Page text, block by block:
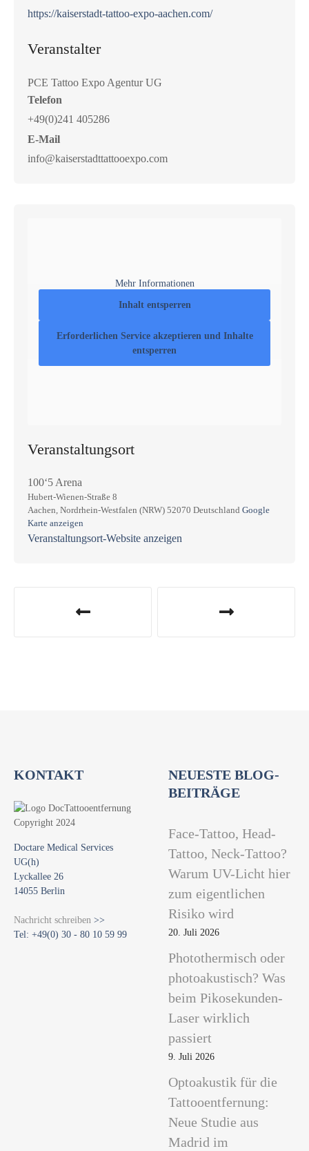
https://kaiserstadt-tattoo-expo-aachen.com/
Veranstalter
PCE Tattoo Expo Agentur UG
Telefon
+49(0)241 405286
E-Mail
info@kaiserstadttattooexpo.com
Veranstaltungsort
100‘5 Arena
Hubert-Wienen-Straße 8
Aachen, Nordrhein-Westfalen (NRW) 52070 Deutschland Google
Karte anzeigen
Veranstaltungsort-Website anzeigen
Mehr Informationen
Inhalt entsperren
Erforderlichen Service akzeptieren und Inhalte
entsperren
KONTAKT
Doctare Medical Services
UG(h)
Lyckallee 26
14055 Berlin
Nachricht schreiben >>
Tel: +49(0) 30 - 80 10 59 99
NEUESTE BLOG-
BEITRÄGE
Face-Tattoo, Head-
Tattoo, Neck-Tattoo?
Warum UV-Licht hier
zum eigentlichen
Risiko wird
20. Juli 2026
Photothermisch oder
photoakustisch? Was
beim Pikosekunden-
Laser wirklich
passiert
9. Juli 2026
Optoakustik für die
Tattooentfernung:
Neue Studie aus
Madrid im